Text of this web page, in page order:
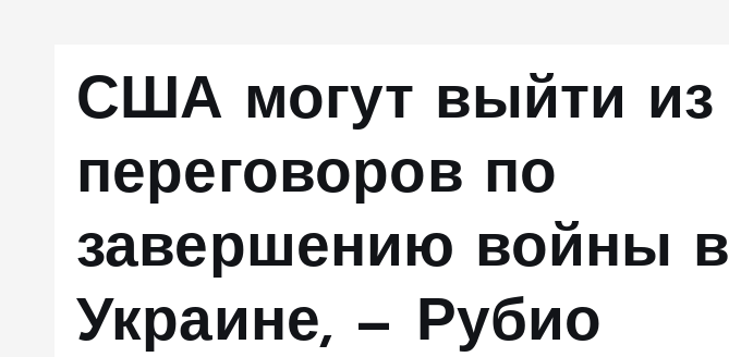
США могут выйти из
переговоров по
завершению войны в
Украине, — Рубио